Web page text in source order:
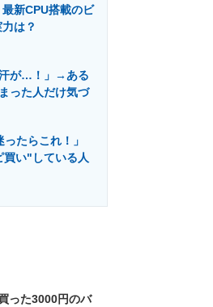
ロジーの最前線
新CPU搭載のビ
は？
汗が…！」→ある
った人だけ気づ
ったらこれ！」
い"している人
った3000円のバ